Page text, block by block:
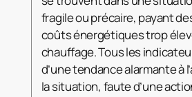
fragile ou précaire, payant
coûts énergétiques trop
chauffage. Tous les
d’une tendance alarmante à
la situation, faute d’une